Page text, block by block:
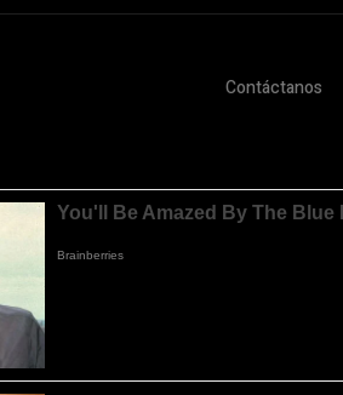
Contáctanos